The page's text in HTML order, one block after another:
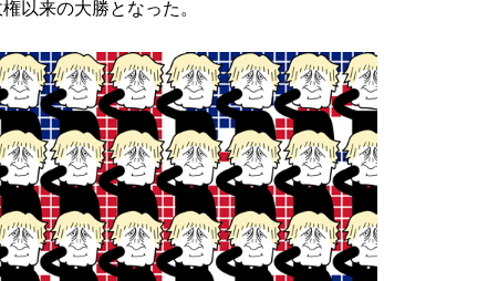
以来の大勝となった。